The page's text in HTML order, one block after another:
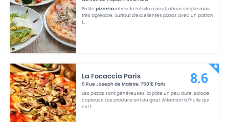
Petitepizzeriaintimiste refaite a neuf, décor simple mais
très agréable. Surtout d'excellentes pizzas avec un patron
t...
La Focaccia Paris
9 Rue Joseph de Maistre,75018 Paris
Les pizzas sont généreuses, la pâte un peu dure. salade
copieuse.Les produits ont du gout. Attention à l'huile qui
est t...
8.6